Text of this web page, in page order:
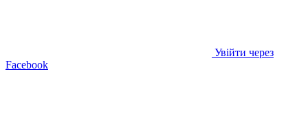
Увійти через
Facebook